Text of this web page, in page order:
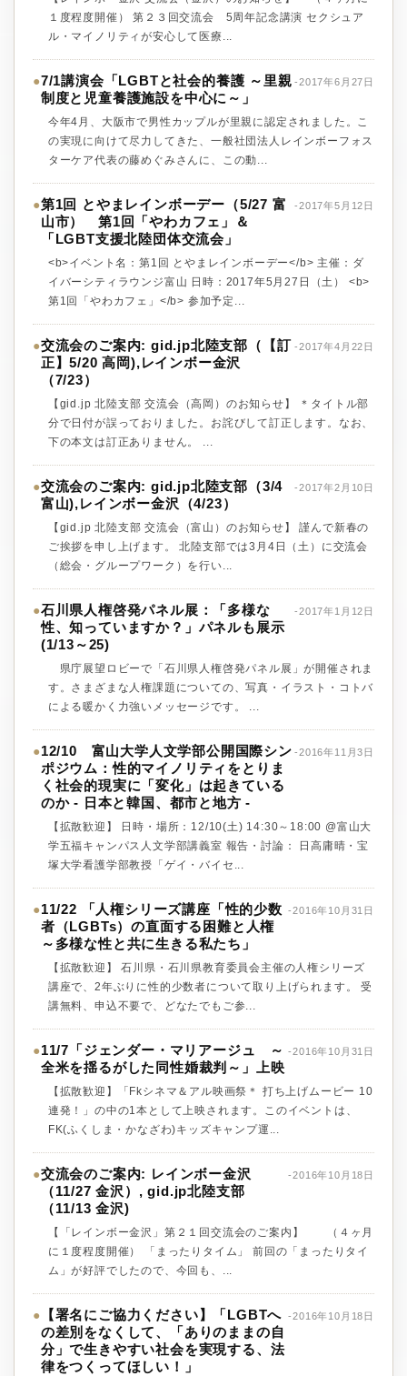
１度程度開催） 第２３回交流会 5周年記念講演 セクシュア
ル・マイノリティが安心して医療...
●7/1講演会「LGBTと社会的養護 ～里親
制度と児童養護施設を中心に～」
-2017年6月27日
今年4月、大阪市で男性カップルが里親に認定されました。こ
の実現に向けて尽力してきた、一般社団法人レインボーフォス
ターケア代表の藤めぐみさんに、この動...
●第1回 とやまレインボーデー（5/27 富
山市） 第1回「やわカフェ」＆
「LGBT支援北陸団体交流会」
-2017年5月12日
<b>イベント名：第1回 とやまレインボーデー</b> 主催：ダ
イバーシティラウンジ富山 日時：2017年5月27日（土） <b>
第1回「やわカフェ」</b> 参加予定...
●交流会のご案内: gid.jp北陸支部（【訂
正】5/20 高岡),レインボー金沢
（7/23）
-2017年4月22日
【gid.jp 北陸支部 交流会（高岡）のお知らせ】 ＊タイトル部
分で日付が誤っておりました。お詫びして訂正します。なお、
下の本文は訂正ありません。 ...
●交流会のご案内: gid.jp北陸支部（3/4
富山),レインボー金沢（4/23）
-2017年2月10日
【gid.jp 北陸支部 交流会（富山）のお知らせ】 謹んで新春の
ご挨拶を申し上げます。 北陸支部では3月4日（土）に交流会
（総会・グループワーク）を行い...
●石川県人権啓発パネル展：「多様な
性、知っていますか？」パネルも展示
(1/13～25)
-2017年1月12日
県庁展望ロビーで「石川県人権啓発パネル展」が開催されま
す。さまざまな人権課題についての、写真・イラスト・コトバ
による暖かく力強いメッセージです。 ...
●12/10 富山大学人文学部公開国際シン
ポジウム：性的マイノリティをとりま
く社会的現実に「変化」は起きている
のか - 日本と韓国、都市と地方 -
-2016年11月3日
【拡散歓迎】 日時・場所：12/10(土) 14:30～18:00 @富山大
学五福キャンパス人文学部講義室 報告・討論： 日高庸晴・宝
塚大学看護学部教授「ゲイ・バイセ...
●11/22 「人権シリーズ講座「性的少数
者（LGBTs）の直面する困難と人権
～多様な性と共に生きる私たち」
-2016年10月31日
【拡散歓迎】 石川県・石川県教育委員会主催の人権シリーズ
講座で、2年ぶりに性的少数者について取り上げられます。 受
講無料、申込不要で、どなたでもご参...
●11/7「ジェンダー・マリアージュ ～
全米を揺るがした同性婚裁判～」上映
-2016年10月31日
【拡散歓迎】「Fkシネマ＆アル映画祭＊ 打ち上げムービー 10
連発！」の中の1本として上映されます。このイベントは、
FK(ふくしま・かなざわ)キッズキャンプ運...
●交流会のご案内: レインボー金沢
（11/27 金沢）, gid.jp北陸支部
（11/13 金沢)
-2016年10月18日
【「レインボー金沢」第２１回交流会のご案内】 （４ヶ月
に１度程度開催） 「まったりタイム」 前回の「まったりタイ
ム」が好評でしたので、今回も、...
●
【署名にご協力ください】「LGBTへ
の差別をなくして、「ありのままの自
分」で生きやすい社会を実現する、法
律をつくってほしい！」
-2016年10月18日